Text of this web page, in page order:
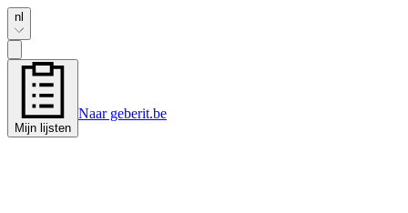
nl
Mijn lijsten
Naar geberit.be